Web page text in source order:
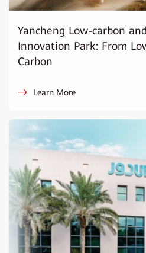
Yancheng Low-carbon
Innovation Park: From
Carbon
Learn More